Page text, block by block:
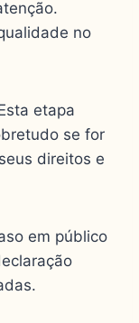
no
etapa
se for
direitos e
em público